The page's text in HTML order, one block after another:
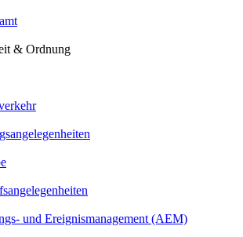
& Ordnung
und Ereignismanagement (AEM)